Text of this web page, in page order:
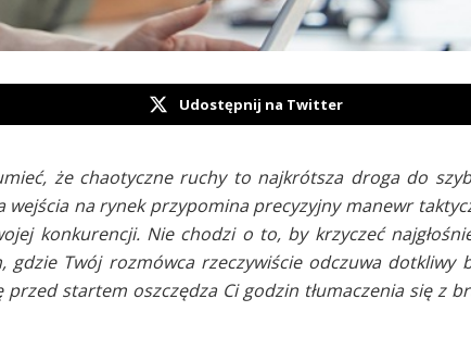
Udostępnij na Twitter
że chaotyczne ruchy to najkrótsza droga do
na rynek przypomina precyzyjny manewr
konkurencji. Nie chodzi o to, by krzyczeć
gdzie Twój rozmówca rzeczywiście odczuwa dotkliwy
startem oszczędza Ci godzin tłumaczenia się z